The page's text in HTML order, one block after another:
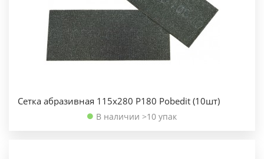
Сетка абразивная 115х280 Р180 Pobedit (10шт)
В наличии >10 упак